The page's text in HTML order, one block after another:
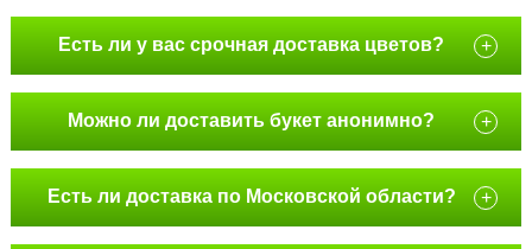
Есть ли у вас срочная доставка цветов? +
Можно ли доставить букет анонимно? +
Есть ли доставка по Московской области? +